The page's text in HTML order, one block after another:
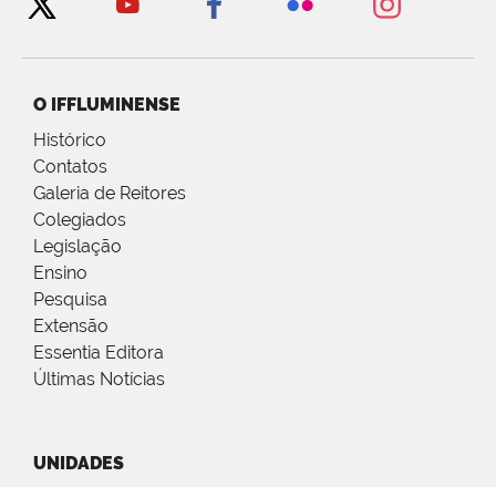
O IFFLUMINENSE
Histórico
Contatos
Galeria de Reitores
Colegiados
Legislação
Ensino
Pesquisa
Extensão
Essentia Editora
Últimas Notícias
UNIDADES